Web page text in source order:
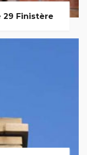
Finistère